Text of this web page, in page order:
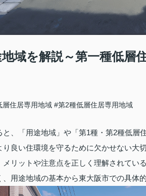
域を解説～第一種低層
層住居専用地域 #第2種低層住居専用地域
、「用途地域」や「第1種・第2種低層
り良い住環境を守るために欠かせない大
リットや注意点を正しく理解されてい
用途地域の基本から東大阪市での具体